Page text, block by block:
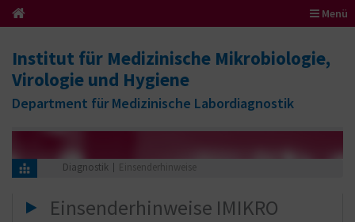
Menü
Institut für Medizinische Mikrobiologie,
Virologie und Hygiene
Department für Medizinische Labordiagnostik
Diagnostik Einsenderhinweise
Einsenderhinweise IMIKRO